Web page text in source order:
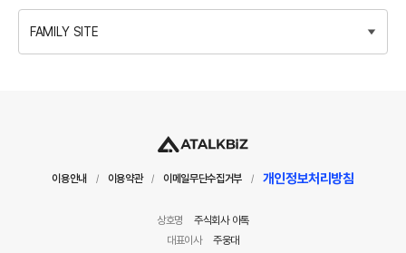
FAMILY SITE
이용안내 / 이용약관 / 이메일무단수집거부 / 개인정보처리방침
상호명
주식회사 아톡
대표이사
주웅대